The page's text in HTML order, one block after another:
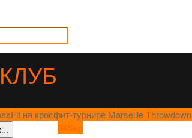
на кросфит-турнире Marseille Throwdown
04Sep